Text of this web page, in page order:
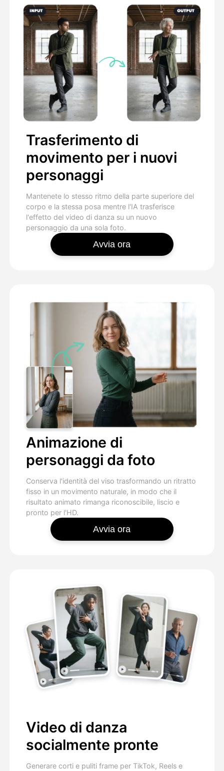
Trasferimento di
movimento per i nuovi
personaggi
Mantenete lo stesso ritmo della parte superiore del
corpo e la stessa posa mentre l'IA trasferisce
l'effetto del video di danza su un nuovo
personaggio da una sola foto.
Avvia ora
Animazione di
personaggi da foto
Conserva l'identità del viso trasformando un ritratto
fisso in un movimento naturale, in modo che il
risultato animato rimanga riconoscibile, liscio e
pronto per l'HD.
Avvia ora
Video di danza
socialmente pronte
Generare corti e puliti frame per TikTok, Reels e